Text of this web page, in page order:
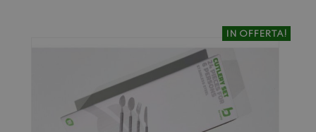
IN OFFERTA!